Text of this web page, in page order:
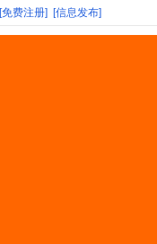
[免费注册] [信息发布]